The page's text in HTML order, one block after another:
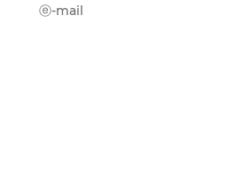
ⓔ-mail